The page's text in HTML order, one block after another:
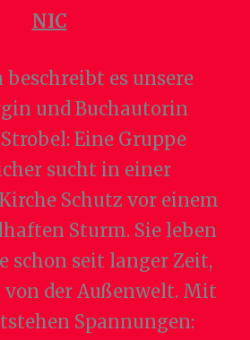
NIC
beschreibt es unsere
und Buchautorin
Eine Gruppe
sucht in einer
Schutz vor einem
Sturm. Sie leben
schon seit langer Zeit,
der Außenwelt. Mit
Spannungen: